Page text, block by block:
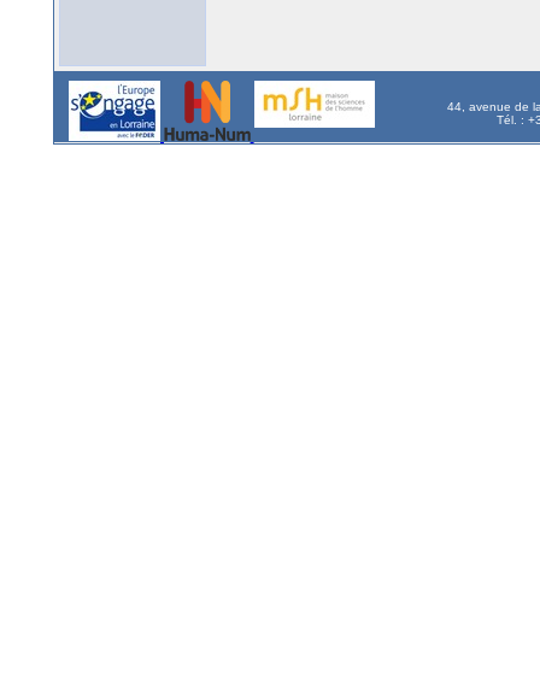
44, avenue de
Tél. :